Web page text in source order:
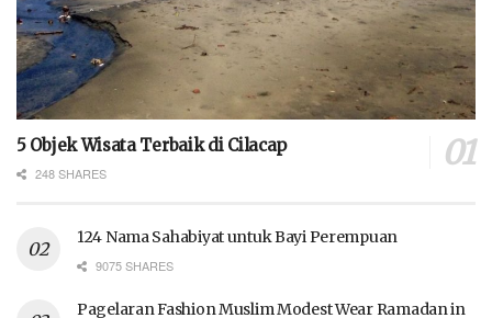
5 Objek Wisata Terbaik di Cilacap
248 SHARES
124 Nama Sahabiyat untuk Bayi Perempuan
9075 SHARES
Pagelaran Fashion Muslim Modest Wear Ramadan in